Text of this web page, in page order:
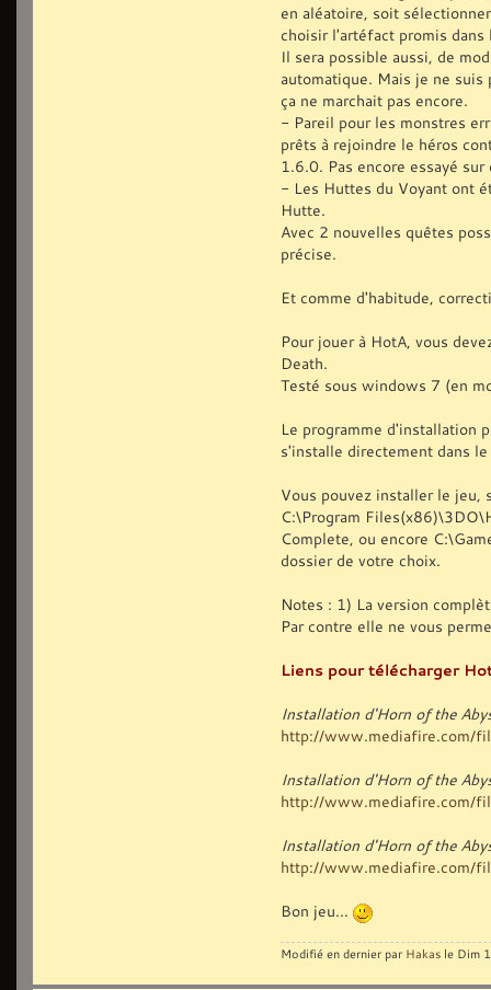
en aléatoire, soit
choisir l'artéfact promis dans
Il sera possible aussi, de
automatique. Mais je ne
ça ne marchait pas encore.
- Pareil pour les monstres
prêts à rejoindre le héros
1.6.0. Pas encore essayé
- Les Huttes du Voyant ont
Hutte.
Avec 2 nouvelles quêtes
précise.
Et comme d'habitude,
Pour jouer à HotA, vous
Death.
Testé sous windows 7 (en
Le programme d'installation
s'installe directement dans
Vous pouvez installer le jeu,
C:\Program
Complete, ou encore
dossier de votre choix.
Notes : 1) La version
Par contre elle ne vous
Liens pour télécharger
Installation d'Horn of the
http://www.mediafire.com/
Installation d'Horn of the
http://www.mediafire.com/
Installation d'Horn of the
http://www.mediafire.com/
Bon jeu...
Modifié en dernier par Hakas le Dim